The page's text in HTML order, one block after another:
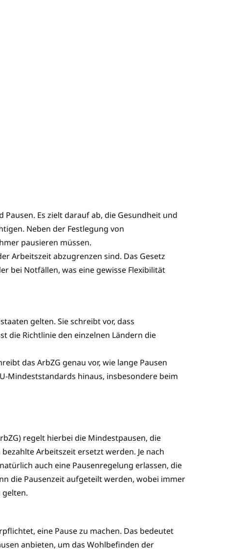
Es zielt darauf ab, die Gesundheit und
Neben der Festlegung von
pausieren müssen.
Arbeitszeit abzugrenzen sind. Das Gesetz
bei Notfällen, was eine gewisse Flexibilität
gelten. Sie schreibt vor, dass
die Richtlinie den einzelnen Ländern die
das ArbZG genau vor, wie lange Pausen
Mindeststandards hinaus, insbesondere beim
regelt hierbei die Mindestpausen, die
Arbeitszeit ersetzt werden. Je nach
auch eine Pausenregelung erlassen, die
die Pausenzeit aufgeteilt werden, wobei immer
gelten.
eine Pause zu machen. Das bedeutet
anbieten, um das Wohlbefinden der